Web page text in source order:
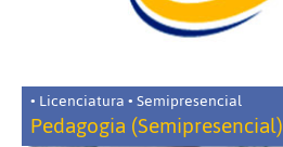
• Licenciatura • Semipresencial
Pedagogia (Semipresencial)